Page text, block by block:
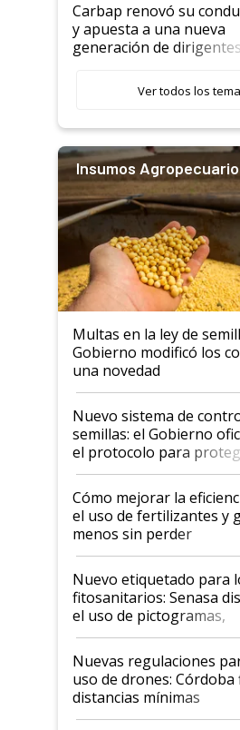
Carbap renovó su
y apuesta a una nueva
generación de dirigentes
Ver todos los
Insumos
Multas en la ley de
Gobierno modificó los
una novedad
Nuevo sistema de
semillas: el Gobierno
el protocolo para
propiedad intelectual
Cómo mejorar la
el uso de fertilizantes y
menos sin perder
productividad en la
fina
Nuevo etiquetado para
fitosanitarios: Senasa
el uso de pictogramas,
palabras de advertencia
indicaciones
Nuevas regulaciones
uso de drones: Córdoba
distancias mínimas